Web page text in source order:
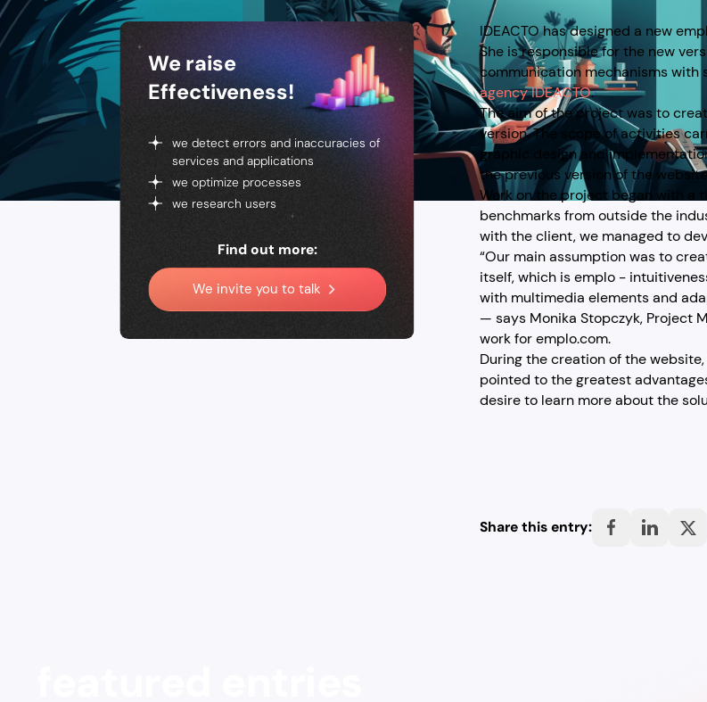
We raise
Effectiveness!
we detect errors and inaccuracies of
services and applications
we optimize processes
we research users
Find out more:
We invite you to talk
IDEACTO has designed a new
She is responsible for the new
communication mechanisms with
agency IDEACTO.
The aim of the project was to
version. The scope of activities
graphic design and
the previous version of the
Work on the project began with a
benchmarks from outside the
with the client, we managed to
“Our main assumption was to
itself, which is emplo -
with multimedia elements and
— says Monika Stopczyk, Project
work for emplo.com.
During the creation of the
pointed to the greatest
desire to learn more about the
Share this entry: